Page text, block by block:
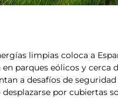
limpias coloca a
en parques eólicos y
a desafíos de
por cubiertas